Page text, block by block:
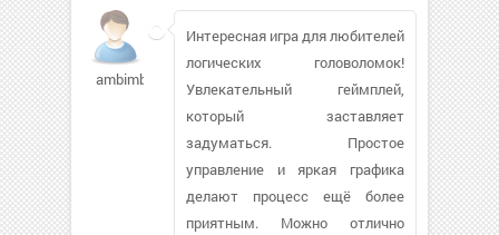
ambimbo21445
Интересная игра для любителей
логических головоломок!
Увлекательный геймплей,
который заставляет
задуматься. Простое
управление и яркая графика
делают процесс ещё более
приятным. Можно отлично